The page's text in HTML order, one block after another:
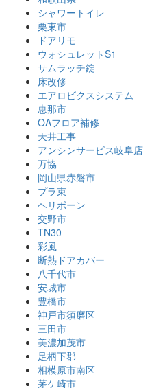
シャワートイレ
栗東市
ドアリモ
ウォシュレットS1
サムラッチ錠
床改修
エアロビクスシステム
恵那市
OAフロア補修
天井工事
アンシンサービス岐阜店
万協
岡山県赤磐市
プラ束
ヘリボーン
交野市
TN30
彩風
断熱ドアカバー
八千代市
安城市
豊橋市
神戸市須磨区
三田市
美濃加茂市
足柄下郡
相模原市南区
茅ケ崎市